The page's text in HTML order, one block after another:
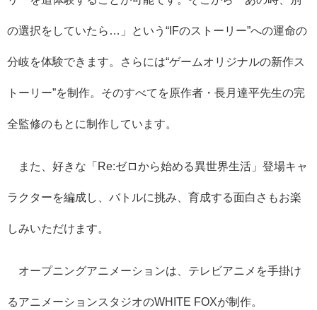
の選択をしていたら…」という“IFのストーリー”への運命の
分岐を体験できます。さらには“ゲームオリジナルの新作ス
トーリー”を制作。そのすべてを原作者・長月達平先生の完
全監修のもとに制作しています。
また、好きな「Re:ゼロから始める異世界生活」登場キャ
ラクターを編成し、バトルに挑み、育成する面白さもお楽
しみいただけます。
オープニングアニメーションは、テレビアニメを手掛け
るアニメーションスタジオのWHITE FOXが制作。